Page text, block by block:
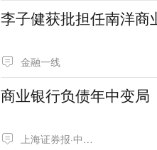
李子健获批担任南洋商
金融一线
商业银行负债年中变局
上海证券报·中国证券网